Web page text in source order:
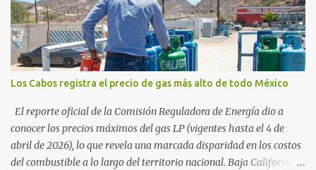
esenciales alcanzó un precio de 942.50 pesos en la ciudad de La Paz
. Este monto fue detectado específicamente en el establecimiento
Bodega Aurrera ubicado en el fraccionamiento Camino Real,
superando la barrera de los 910 pesos establecida como meta por
el gobierno federal en el Paquete Contra la Inflación y la Carestía
(PACIC). Dentro del análisis por zonas geográficas, la entidad se
ubica en la región Centro-Norte , que comparte con estados como
Aguascaliente...
Los Cabos registra el precio de gas más alto de todo México
El reporte oficial de la Comisión Reguladora de Energía dio a
conocer los precios máximos del gas LP (vigentes hasta el 4 de
abril de 2026), lo que revela una marcada disparidad en los costos
del combustible a lo largo del territorio nacional. Baja California